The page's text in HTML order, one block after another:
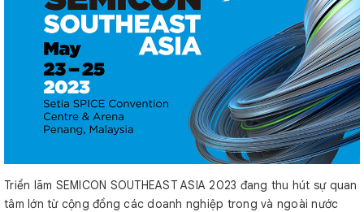
Triển lãm SEMICON SOUTHEAST ASIA 2023 đang thu hút sự quan
tâm lớn từ cộng đồng các doanh nghiệp trong và ngoài nước